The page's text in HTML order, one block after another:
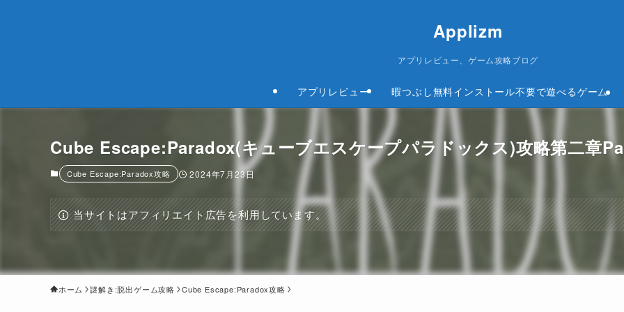
Applizm
アプリレビュー、ゲーム攻略ブログ
アプリレビュー 暇つぶし無料インストール不要で遊べるゲーム
Cube Escape:Paradox(キューブエスケープパラドックス)攻略第二章
Cube Escape:Paradox攻略 2024年7月23日
当サイトはアフィリエイト広告を利用しています。
ホーム 謎解き:脱出ゲーム攻略 Cube Escape:Paradox攻略